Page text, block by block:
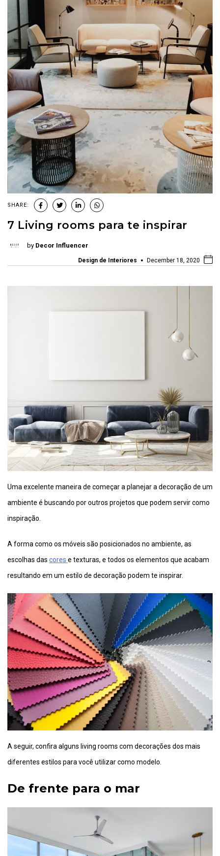
SHARE:
7 Living rooms para te inspirar
by Decor Influencer
Design de Interiores December 18, 2020
Uma excelente maneira de começar a planejar a decoração de um
ambiente é buscando por outros projetos que podem servir como
inspiração.
A forma como os móveis são posicionados no ambiente, as
escolhas das cores e texturas, e todos os elementos que acabam
resultando em um estilo de decoração podem te inspirar.
A seguir, confira alguns living rooms com decorações dos mais
diferentes estilos para você utilizar como modelo.
De frente para o mar